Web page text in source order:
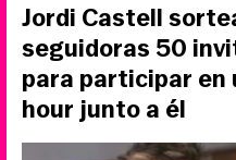
Jordi Castell
seguidoras 50
para participar en
hour junto a él